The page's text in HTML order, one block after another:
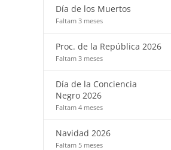
Día de los Muertos
Faltam 3 meses
Proc. de la República 2026
Faltam 3 meses
Día de la Conciencia
Negro 2026
Faltam 4 meses
Navidad 2026
Faltam 5 meses